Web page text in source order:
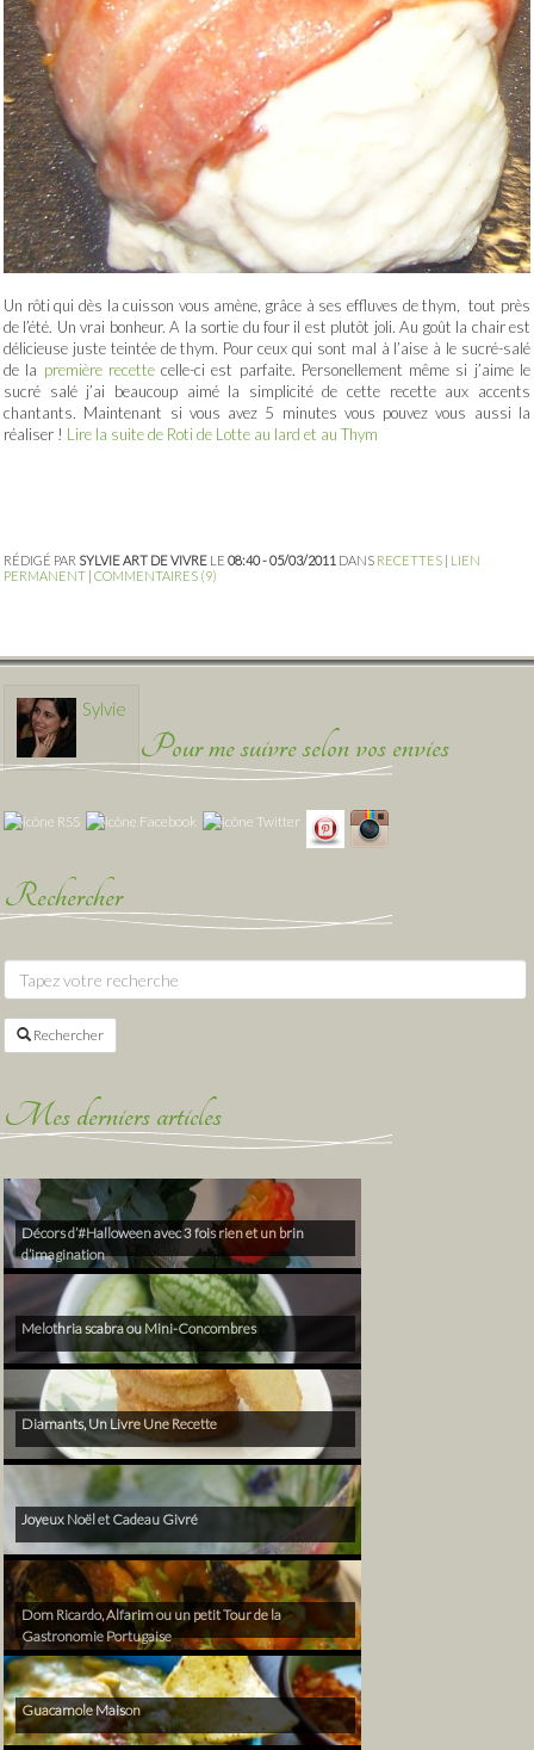
Un rôti qui dès la cuisson vous amène, grâce à ses effluves de thym, tout près
de l’été. Un vrai bonheur. A la sortie du four il est plutôt joli. Au goût la chair est
délicieuse juste teintée de thym. Pour ceux qui sont mal à l’aise à le sucré-salé
de la première recettecelle-ci est parfaite. Personellement même si j’aime le
sucré salé j’ai beaucoup aimé la simplicité de cette recette aux accents
chantants. Maintenant si vous avez 5 minutes vous pouvez vous aussi la
réaliser ! Lire la suite de Roti de Lotte au lard et au Thym
RÉDIGÉ PAR SYLVIE ART DE VIVRE LE 08:40 - 05/03/2011 DANS RECETTES
LIEN
PERMANENT COMMENTAIRES (9)
Sylvie
Pour me suivre selon vos envies
Rechercher
Rechercher
Mes derniers articles
Décors d’#Halloween avec 3 fois rien et un brin
d’imagination
Melothria scabra ou Mini-Concombres
Diamants, Un Livre Une Recette
Joyeux Noël et Cadeau Givré
Dom Ricardo, Alfarim ou un petit Tour de la
Gastronomie Portugaise
Guacamole Maison